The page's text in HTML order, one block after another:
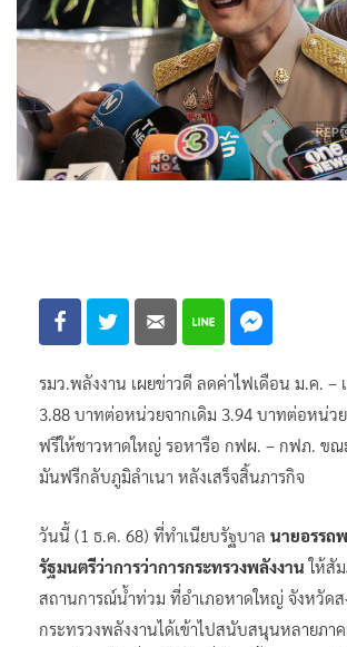
รมว.พลังงาน เผยข่าวดี ลดค่าไฟเดือน ม.ค. –
3.88 บาทต่อหน่วยจากเดิม 3.94 บาทต่อหน่ว
ฟรีให้ชาวหาดใหญ่ รอหารือ กฟผ. – กฟภ. ขณ
มันฟรีกลับภูมิลำเนา หลังเสร็จสิ้นภารกิจ
วันนี้ (1 ธ.ค. 68) ที่ทำเนียบรัฐบาล นายอรรถ
รัฐมนตรีว่าการว่าการกระทรวงพลังงาน ให้สั
สถานการณ์น้ำท่วม ที่อำเภอหาดใหญ่ จังหวัดส
กระทรวงพลังงานได้เข้าไปสนับสนุนหลายภา